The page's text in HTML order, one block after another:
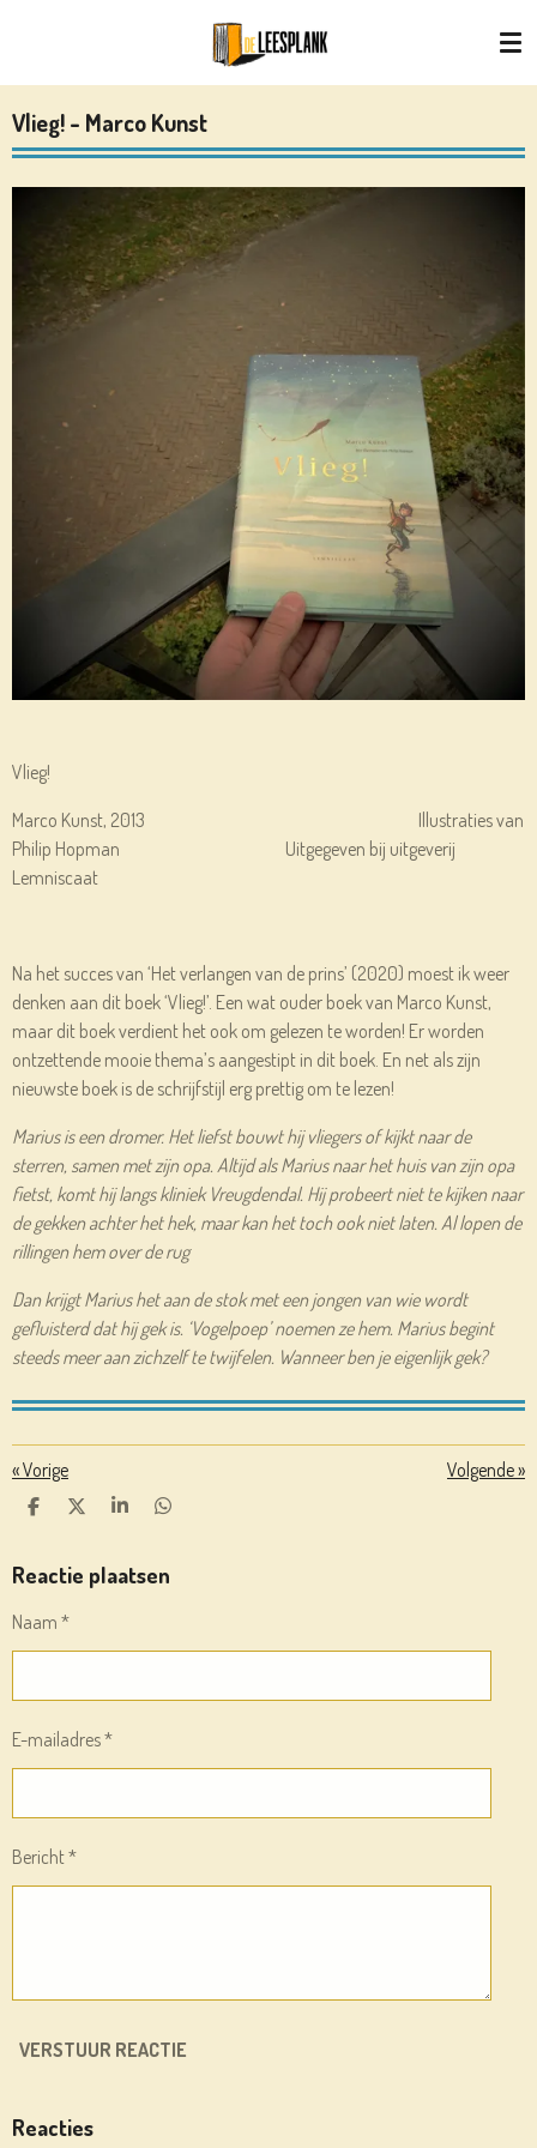
naar
de
hoofdinhoud
Vlieg! - Marco Kunst
Vlieg!
Marco Kunst, 2013 Illustraties van
Philip Hopman Uitgegeven bij uitgeverij
Lemniscaat
Na het succes van ‘Het verlangen van de prins’ (2020) moest ik weer
denken aan dit boek ‘Vlieg!’. Een wat ouder boek van Marco Kunst,
maar dit boek verdient het ook om gelezen te worden! Er worden
ontzettende mooie thema’s aangestipt in dit boek. En net als zijn
nieuwste boek is de schrijfstijl erg prettig om te lezen!
Marius is een dromer. Het liefst bouwt hij vliegers of kijkt naar de
sterren, samen met zijn opa. Altijd als Marius naar het huis van zijn opa
fietst, komt hij langs kliniek Vreugdendal. Hij probeert niet te kijken naar
de gekken achter het hek, maar kan het toch ook niet laten. Al lopen de
rillingen hem over de rug
Dan krijgt Marius het aan de stok met een jongen van wie wordt
gefluisterd dat hij gek is. ‘Vogelpoep’ noemen ze hem. Marius begint
steeds meer aan zichzelf te twijfelen. Wanneer ben je eigenlijk gek?
«Vorige Volgende»
D
E
N
D
L
S
R
E
D
E
N
Reactie plaatsen
Naam *
E-mailadres *
Bericht *
VERSTUUR REACTIE
Reacties